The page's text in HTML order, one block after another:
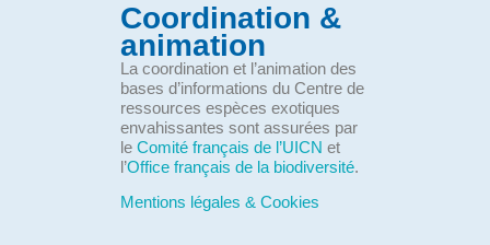
Coordination &
animation
La coordination et l’animation des
bases d’informations du Centre de
ressources espèces exotiques
envahissantes sont assurées par
le Comité français de l’UICN et
l’Office français de la biodiversité.
Mentions légales & Cookies